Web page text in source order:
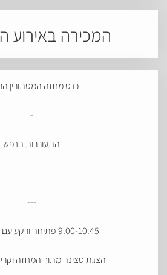
המכירה באירוע
כנס מחזה המסתורין
-
התעוררות הנפש
---
9:00-10:45 פ תיחה ורקע עם
הצגת סצינה מתוך המחזה